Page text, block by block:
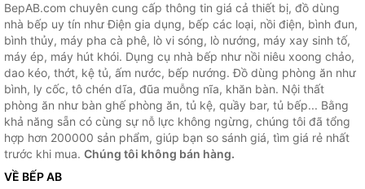
BepAB.com chuyên cung cấp thông tin giá cả thiết bị, đồ dùng
nhà bếp uy tín như Điện gia dụng, bếp các loại, nồi điện, bình đun,
bình thủy, máy pha cà phê, lò vi sóng, lò nướng, máy xay sinh tố,
máy ép, máy hút khói. Dụng cụ nhà bếp như nồi niêu xoong chảo,
dao kéo, thớt, kệ tủ, ấm nước, bếp nướng. Đồ dùng phòng ăn như
bình, ly cốc, tô chén dĩa, đũa muỗng nĩa, khăn bàn. Nội thất
phòng ăn như bàn ghế phòng ăn, tủ kệ, quầy bar, tủ bếp... Bằng
khả năng sẵn có cùng sự nỗ lực không ngừng, chúng tôi đã tổng
hợp hơn 200000 sản phẩm, giúp bạn so sánh giá, tìm giá rẻ nhất
trước khi mua. Chúng tôi không bán hàng.
VỀ BẾP AB